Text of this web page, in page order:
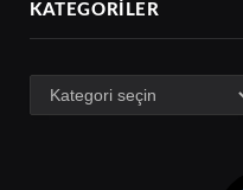
KATEGORILER
Kategoriler